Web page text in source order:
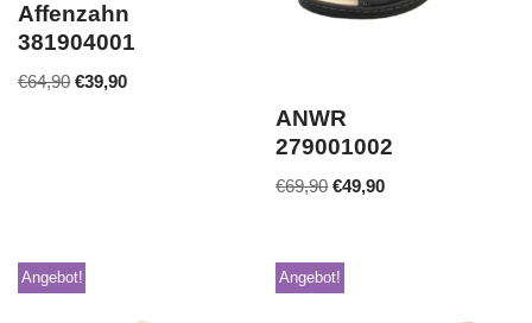
Affenzahn
381904001
€64,90 €39,90
ANWR
279001002
€69,90 €49,90
Angebot! Angebot!